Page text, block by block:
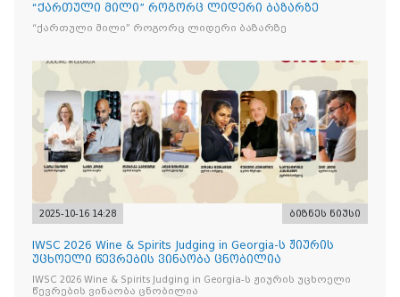
“ქართული მილი” როგორც ლიდერი ბაზარზე
“ქართული მილი” როგორც ლიდერი ბაზარზე
2025-10-16 14:28 ბიზნეს ნიუსი
IWSC 2026 Wine & Spirits Judging in Georgia-ს ჟიურის
უცხოელი წევრების ვინაობა ცნობილია
IWSC 2026 Wine & Spirits Judging in Georgia-ს ჟიურის უცხოელი
წევრების ვინაობა ცნობილია